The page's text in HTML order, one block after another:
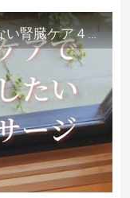
【毒出し】老廃物を身体に溜めない腎臓ケア４種をご紹介します。